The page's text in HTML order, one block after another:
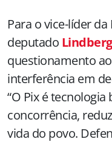
Para o vice-líder
deputado
questionamento
interferência em
“O Pix é
concorrência,
vida do povo.